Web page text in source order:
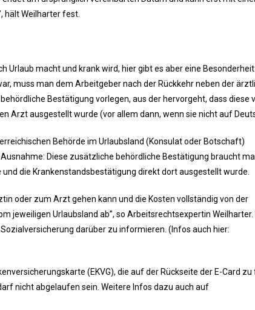
hält Weilharter fest.
Urlaub macht und krank wird, hier gibt es aber eine
muss man dem Arbeitgeber nach der Rückkehr neben der
Bestätigung vorlegen, aus der hervorgeht, dass diese
Arzt ausgestellt wurde (vor allem dann, wenn sie nicht auf
Behörde im Urlaubsland (Konsulat oder Botschaft)
Diese zusätzliche behördliche Bestätigung braucht
die Krankenstandsbestätigung direkt dort ausgestellt wurde.
oder zum Arzt gehen kann und die Kosten vollständig von der
jeweiligen Urlaubsland ab”, so Arbeitsrechtsexpertin Weilharter.
darüber zu informieren. (Infos auch hier:
(EKVG), die auf der Rückseite der E-Card zu
nicht abgelaufen sein. Weitere Infos dazu auch auf